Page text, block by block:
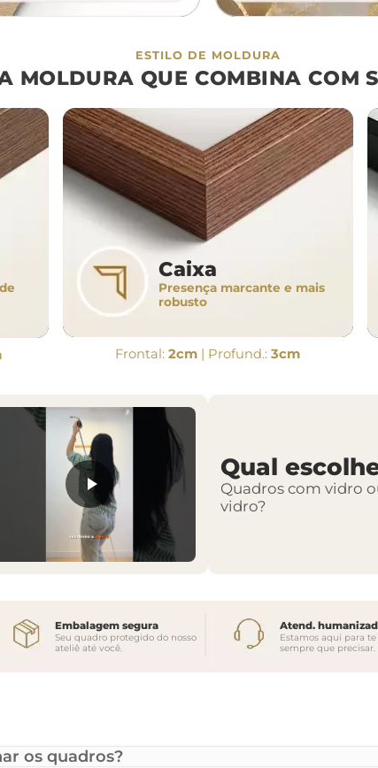
ESTILO DE MOLDURA
MOLDURA QUE COMBINA COM
Caixa
Presença marcante e mais
robusto
Frontal:2cm | Profund.:3cm
Qual
Quadros com vidro
vidro?
Embalagem segura
Seu quadro protegido do nosso
ateliê até você.
Atend.
Estamos aqui para
sempre que precisar.
os quadros?